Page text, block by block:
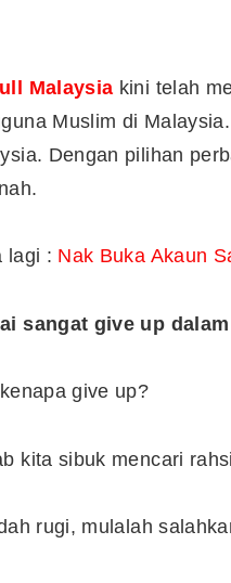
Malaysia kini telah
Muslim di
Dengan pilihan
lagi : Nak Buka Akaun
sangat give up
give up?
kita sibuk mencari
rugi, mulalah